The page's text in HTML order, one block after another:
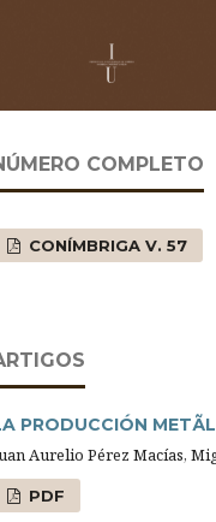
COMPLETO
CONÍMBRIGA V. 57
PRODUCCIÓN
Aurelio Pérez Macías,
PDF